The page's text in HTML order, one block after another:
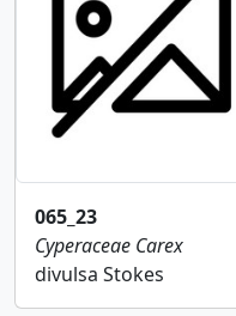
065_23
Cyperaceae Carex
divulsa Stokes